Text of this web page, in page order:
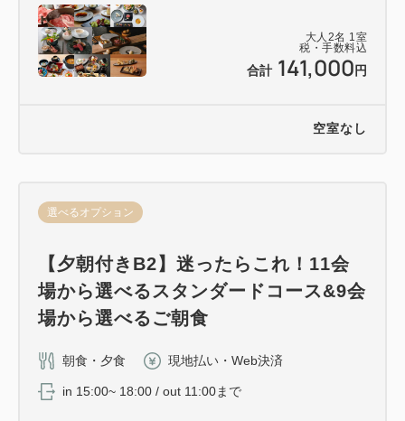
大人 2名 1室
税・手数料込
合計 141,000 円
空室なし
選べるオプション
【夕朝付きB2】迷ったらこれ！11会
場から選べるスタンダードコース&9会
場から選べるご朝食
朝食・夕食 現地払い・Web決済
in 15:00~ 18:00 / out 11:00まで